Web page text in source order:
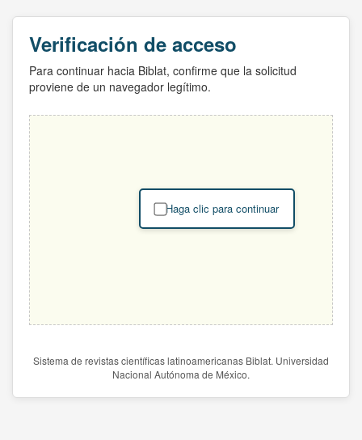
Verificación de acceso
Para continuar hacia Biblat, confirme que la solicitud
proviene de un navegador legítimo.
Haga clic para continuar
Sistema de revistas científicas latinoamericanas Biblat. Universidad
Nacional Autónoma de México.